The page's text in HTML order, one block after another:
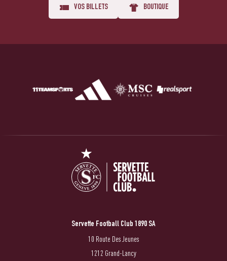
VOS BILLETS BOUTIQUE
Servette Football Club 1890 SA
10 Route Des Jeunes
1212 Grand-Lancy